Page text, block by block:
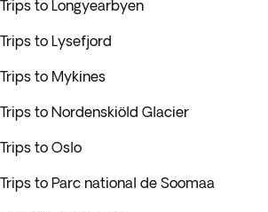
Trips to Longyearbyen
Trips to Lysefjord
Trips to Mykines
Trips to Nordenskiöld Glacier
Trips to Oslo
Trips to Parc national de Soomaa